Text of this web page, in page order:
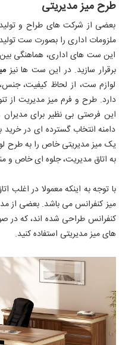
طرح میز مدیریتی
بعضی از شرکت های طراح و
ملزومات اداری را بصورت ست
این ست های اداری، هماهنگی بین
برقرار سازید. در این ست ها نیز
لوازم ست، از لحاظ کیفیت، جنس،
دارد. طرح و فرم میز مدیریت از
این فرصتی بی نظیر برای
دامنه انتخاب گسترده ای در
یک میز مدیریتی خاص را به طرح
به اتاق مدیریت، جلوه ای خاص و
با توجه به اینکه معمولا در اغلب
میز کنفرانس می باشد. بعضی از
کنفرانس طراحی شده اند، که در
های میز مدیریتی استفاده کنید.